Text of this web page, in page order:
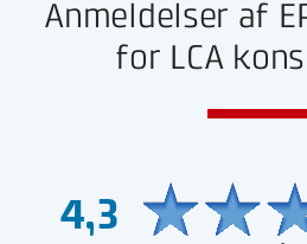
Anmeldelser af
for LCA
4,3